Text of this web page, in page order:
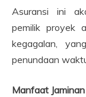
Asuransi ini
pemilik proyek
kegagalan,
penundaan
Manfaat